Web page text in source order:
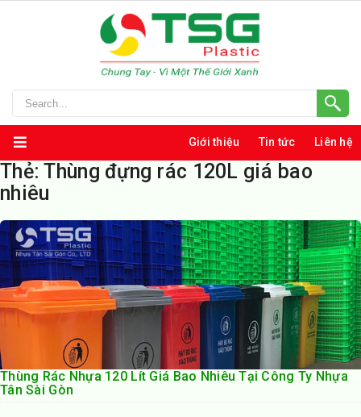
Giới thiệu Tin tức Liên hệ
Thẻ:Thùng đựng rác 120L giá bao
nhiêu
Thùng Rác Nhựa 120 Lít Giá Bao Nhiêu Tại Công Ty Nhựa
Tân Sài Gòn